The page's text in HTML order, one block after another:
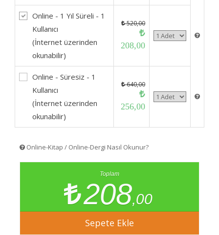
Online - 1 Yıl Süreli - 1
Kullanıcı
(İnternet üzerinden
okunabilir)
520,00
208,00
Online - Süresiz - 1
Kullanıcı
(İnternet üzerinden
okunabilir)
640,00
256,00
Online-Kitap / Online-Dergi Nasıl Okunur?
Toplam
208,00